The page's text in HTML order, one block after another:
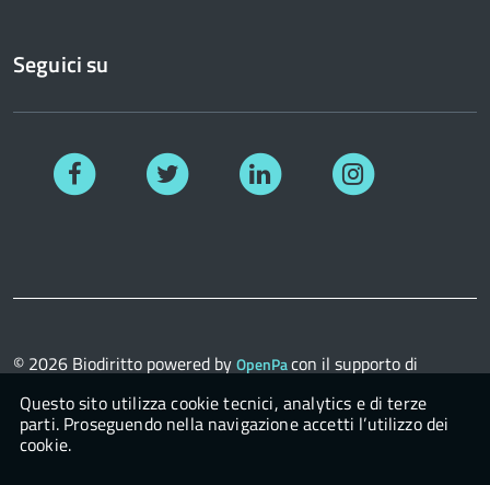
Seguici su
Facebook Linkedin
© 2026 Biodiritto powered byOpenPacon il supporto di
Questo sito utilizza cookie tecnici, analytics e di terze
parti. Proseguendo nella navigazione accetti l’utilizzo dei
cookie.